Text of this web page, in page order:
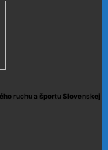
ruchu a športu Slovenskej